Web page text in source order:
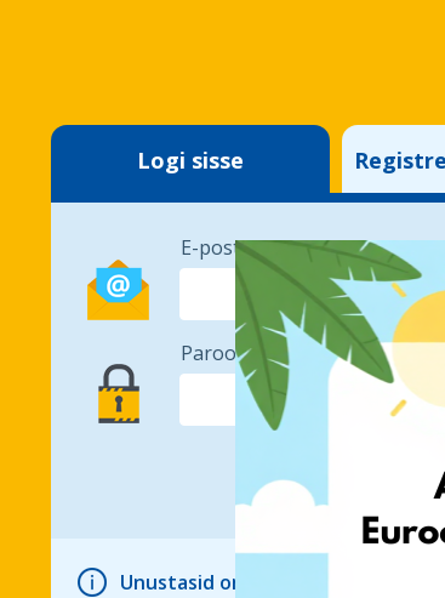
Logi sisse
E-post:
Parool:
Unustasid oma salasõna?